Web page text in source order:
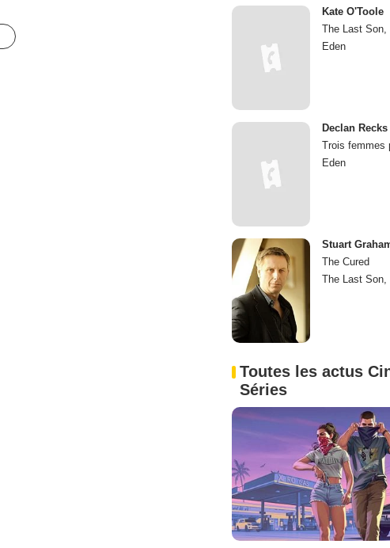
Kate O'Toole
The Last Son,
Eden
Declan Recks
Trois femmes
Eden
Stuart
The Cured
The Last Son,
Toutes les actus
Séries